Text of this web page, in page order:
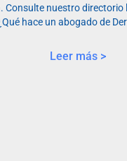
Consulte nuestro directorio
hace un abogado de
Leer más >